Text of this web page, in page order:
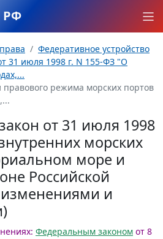
РФ
Федеративное устройство
31 июля 1998 г. N 155-ФЗ "О
правового режима морских портов
от 31 июля 1998
морских
море и
Российской
и
Федеральным законом от 8